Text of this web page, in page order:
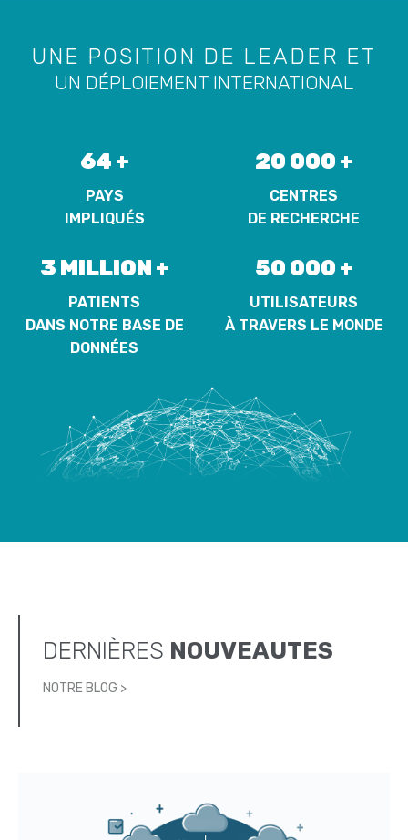
UNE POSITION DE LEADER ET
UN DÉPLOIEMENT INTERNATIONAL
64 +
PAYS
IMPLIQUÉS
20 000 +
CENTRES
DE RECHERCHE
3 MILLION +
PATIENTS
DANS NOTRE BASE DE
DONNÉES
50 000 +
UTILISATEURS
À TRAVERS LE MONDE
DERNIÈRES NOUVEAUTES
NOTRE BLOG >